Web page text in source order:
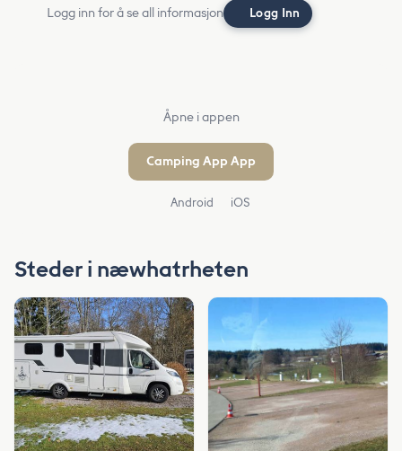
Logg inn for å se all informasjon Logg Inn
Åpne i appen
Camping App App
Android iOS
Steder i næwhatrheten